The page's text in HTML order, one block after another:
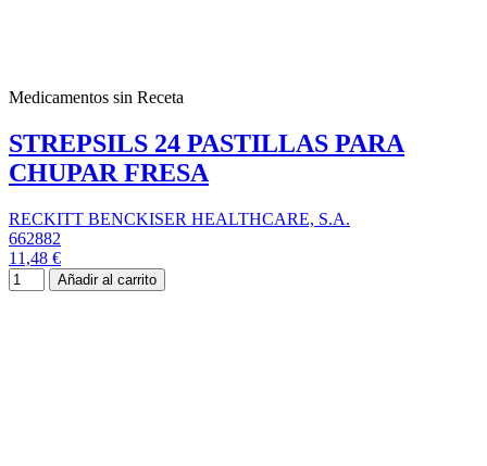
Medicamentos sin Receta
STREPSILS 24 PASTILLAS PARA
CHUPAR FRESA
RECKITT BENCKISER HEALTHCARE, S.A.
662882
11,48 €
Añadir al carrito